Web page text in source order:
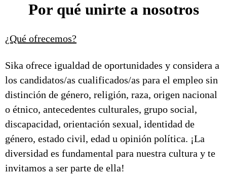
Por qué unirte a nosotros
¿Qué ofrecemos?
Sika ofrece igualdad de oportunidades y considera a
los candidatos/as cualificados/as para el empleo sin
distinción de género, religión, raza, origen nacional
o étnico, antecedentes culturales, grupo social,
discapacidad, orientación sexual, identidad de
género, estado civil, edad u opinión política. ¡La
diversidad es fundamental para nuestra cultura y te
invitamos a ser parte de ella!